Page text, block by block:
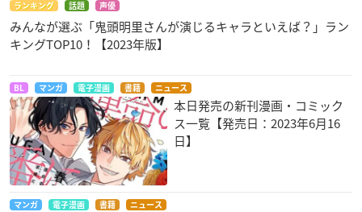
ランキング 話題 声優
みんなが選ぶ「鬼頭明里さんが演じるキャラといえば？」ラン
キングTOP10！【2023年版】
BL マンガ 電子漫画 書籍 ニュース
本日発売の新刊漫画・コミック
ス一覧【発売日：2023年6月16
日】
マンガ 電子漫画 書籍 ニュース